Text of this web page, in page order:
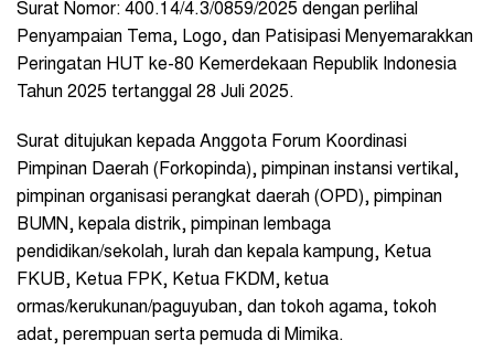
Surat Nomor: 400.14/4.3/0859/2025 dengan perlihal
Penyampaian Tema, Logo, dan Patisipasi Menyemarakkan
Peringatan HUT ke-80 Kemerdekaan Republik Indonesia
Tahun 2025 tertanggal 28 Juli 2025.
Surat ditujukan kepada Anggota Forum Koordinasi
Pimpinan Daerah (Forkopinda), pimpinan instansi vertikal,
pimpinan organisasi perangkat daerah (OPD), pimpinan
BUMN, kepala distrik, pimpinan lembaga
pendidikan/sekolah, lurah dan kepala kampung, Ketua
FKUB, Ketua FPK, Ketua FKDM, ketua
ormas/kerukunan/paguyuban, dan tokoh agama, tokoh
adat, perempuan serta pemuda di Mimika.